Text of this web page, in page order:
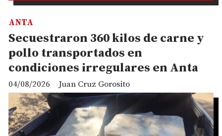
Secuestraron 360 kilos de carne y
pollo transportados en
condiciones irregulares en Anta
Juan Cruz Gorosito
ANTA
04/08/2026